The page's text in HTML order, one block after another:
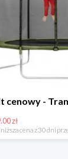
cenowy -
zł
cena z 30 dni